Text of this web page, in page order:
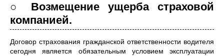
○ Возмещение ущерба страховой
компанией.
Договор страхования гражданской ответственности водителя
сегодня является обязательным условием эксплуатации